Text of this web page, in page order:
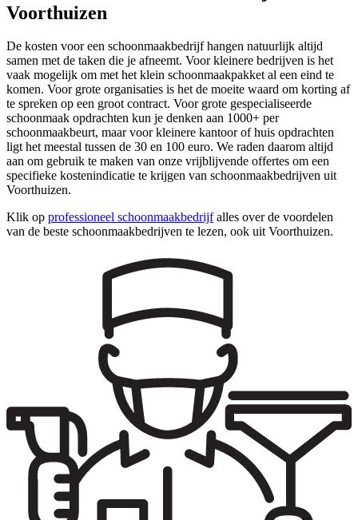
Voorthuizen
De kosten voor een schoonmaakbedrijf hangen natuurlijk altijd
samen met de taken die je afneemt. Voor kleinere bedrijven is het
vaak mogelijk om met het klein schoonmaakpakket al een eind te
komen. Voor grote organisaties is het de moeite waard om korting af
te spreken op een groot contract. Voor grote gespecialiseerde
schoonmaak opdrachten kun je denken aan 1000+ per
schoonmaakbeurt, maar voor kleinere kantoor of huis opdrachten
ligt het meestal tussen de 30 en 100 euro. We raden daarom altijd
aan om gebruik te maken van onze vrijblijvende offertes om een
specifieke kostenindicatie te krijgen van schoonmaakbedrijven uit
Voorthuizen.
Klik op professioneel schoonmaakbedrijfalles over de voordelen
van de beste schoonmaakbedrijven te lezen, ook uit Voorthuizen.